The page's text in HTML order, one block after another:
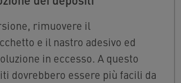
rimuovere il
e il nastro adesivo ed
in eccesso. A questo
dovrebbero essere più facili da